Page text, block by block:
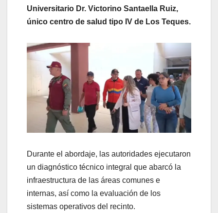
Universitario Dr. Victorino Santaella Ruiz,
único centro de salud tipo IV de Los Teques.
Durante el abordaje, las autoridades ejecutaron
un diagnóstico técnico integral que abarcó la
infraestructura de las áreas comunes e
internas, así como la evaluación de los
sistemas operativos del recinto.